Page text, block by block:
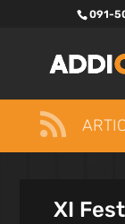
091-

XI